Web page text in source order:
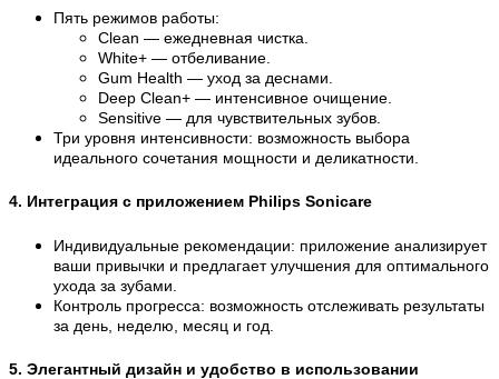
Пять режимов работы:
Clean — ежедневная чистка.
White+ — отбеливание.
Gum Health — уход за деснами.
Deep Clean+ — интенсивное очищение.
Sensitive — для чувствительных зубов.
Три уровня интенсивности: возможность выбора
идеального сочетания мощности и деликатности.
4. Интеграция с приложением Philips Sonicare
Индивидуальные рекомендации: приложение анализирует
ваши привычки и предлагает улучшения для оптимального
ухода за зубами.
Контроль прогресса: возможность отслеживать результаты
за день, неделю, месяц и год.
5. Элегантный дизайн и удобство в использовании